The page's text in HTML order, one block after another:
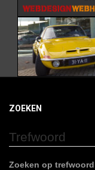
ZOEKEN
Trefwoord
Zoeken op